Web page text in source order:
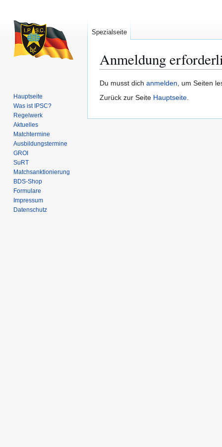
Anmeldung
Zur
Navigation
Zur
Suche
Du musst dich anmelden, um Seiten
Zurück zur Seite Hauptseite.
Spezialseite
Hauptseite
Was ist IPSC?
Regelwerk
Aktuelles
Matchtermine
Ausbildungs­termine
GROI
SuRT
Match­sanktionierung
BDS-Shop
Formulare
Impressum
Datenschutz